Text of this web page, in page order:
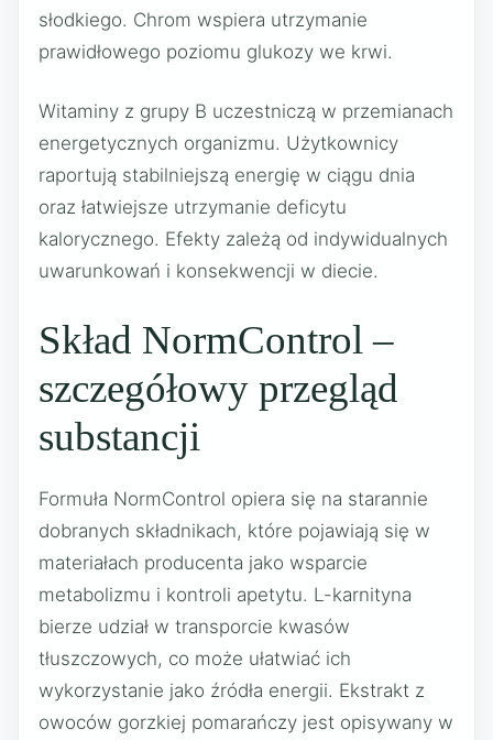
słodkiego. Chrom wspiera utrzymanie
prawidłowego poziomu glukozy we krwi.
Witaminy z grupy B uczestniczą w przemianach
energetycznych organizmu. Użytkownicy
raportują stabilniejszą energię w ciągu dnia
oraz łatwiejsze utrzymanie deficytu
kalorycznego. Efekty zależą od indywidualnych
uwarunkowań i konsekwencji w diecie.
Skład NormControl –
szczegółowy przegląd
substancji
Formuła NormControl opiera się na starannie
dobranych składnikach, które pojawiają się w
materiałach producenta jako wsparcie
metabolizmu i kontroli apetytu. L-karnityna
bierze udział w transporcie kwasów
tłuszczowych, co może ułatwiać ich
wykorzystanie jako źródła energii. Ekstrakt z
owoców gorzkiej pomarańczy jest opisywany w